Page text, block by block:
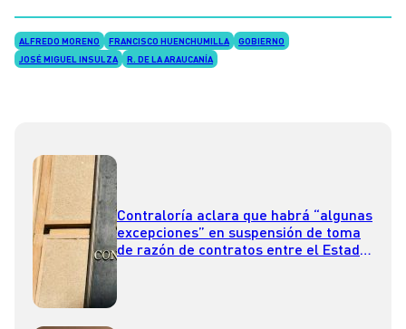
ALFREDO MORENO FRANCISCO HUENCHUMILLA
GOBIERNO
JOSÉ MIGUEL INSULZA
R. DE LA ARAUCANÍA
Contraloría aclara que habrá “algunas
excepciones” en suspensión de toma
de razón de contratos entre el Estado